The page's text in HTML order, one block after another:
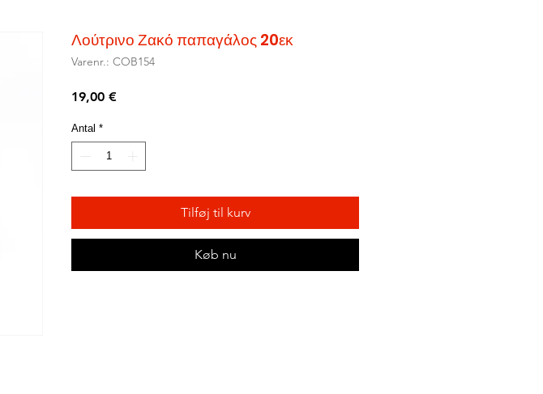
Λούτρινο Ζακό παπαγάλος 20εκ
Varenr.: COB154
19,00 €Pris
Antal *
Tilføj til kurv
Køb nu